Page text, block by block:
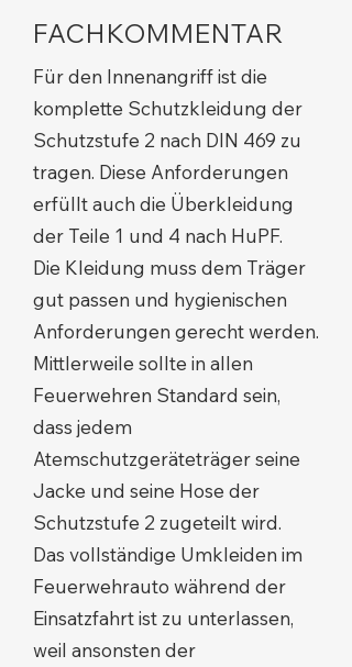
FACHKOMMENTAR
Für den Innenangriff ist die
komplette Schutzkleidung der
Schutzstufe 2 nach DIN 469 zu
tragen. Diese Anforderungen
erfüllt auch die Überkleidung
der Teile 1 und 4 nach HuPF.
Die Kleidung muss dem Träger
gut passen und hygienischen
Anforderungen gerecht werden.
Mittlerweile sollte in allen
Feuerwehren Standard sein,
dass jedem
Atemschutzgeräteträger seine
Jacke und seine Hose der
Schutzstufe 2 zugeteilt wird.
Das vollständige Umkleiden im
Feuerwehrauto während der
Einsatzfahrt ist zu unterlassen,
weil ansonsten der